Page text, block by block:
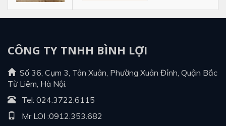
CÔNG TY TNHH BÌNH LỢI
Số 36, Cụm 3, Tân Xuân, Phường Xuân Đỉnh, Quận Bắc
Từ Liêm, Hà Nội.
Tel: 024.3722.6115
Mr LOI :0912.353.682